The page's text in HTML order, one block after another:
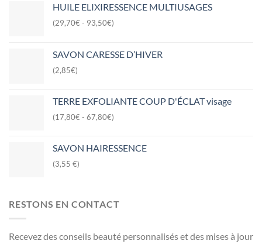
HUILE ELIXIRESSENCE MULTIUSAGES
(29,70€ - 93,50€)
SAVON CARESSE D’HIVER
(2,85€)
TERRE EXFOLIANTE COUP D'ÉCLAT visage
(17,80€ - 67,80€)
SAVON HAIRESSENCE
(3,55 €)
RESTONS EN CONTACT
Recevez des conseils beauté personnalisés et des mises à jour